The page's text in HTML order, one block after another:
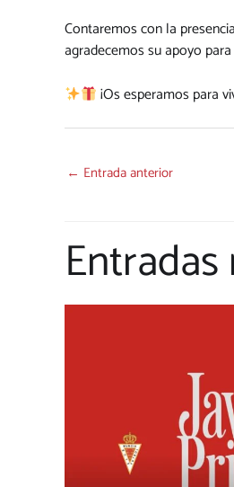
Contaremos con la
agradecemos su apoyo
¡Os esperamos para
← Entrada anterior